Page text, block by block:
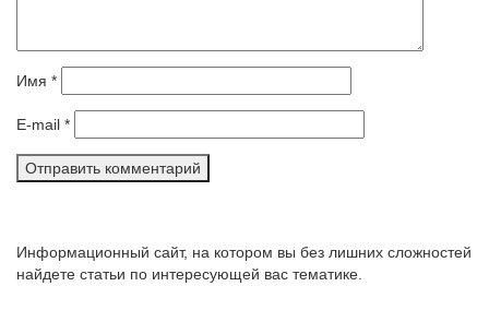
Имя *
E-mail *
Информационный сайт, на котором вы без лишних сложностей
найдете статьи по интересующей вас тематике.